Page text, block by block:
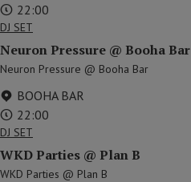
22:00
DJ SET
Neuron Pressure @ Booha Bar
Neuron Pressure @ Booha Bar
BOOHA BAR
22:00
DJ SET
WKD Parties @ Plan B
WKD Parties @ Plan B